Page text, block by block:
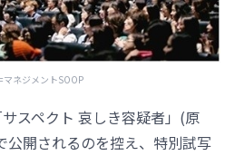
マネジメントSOOP
スペクト 哀しき容疑者」(原
公開されるのを控え、特別試写